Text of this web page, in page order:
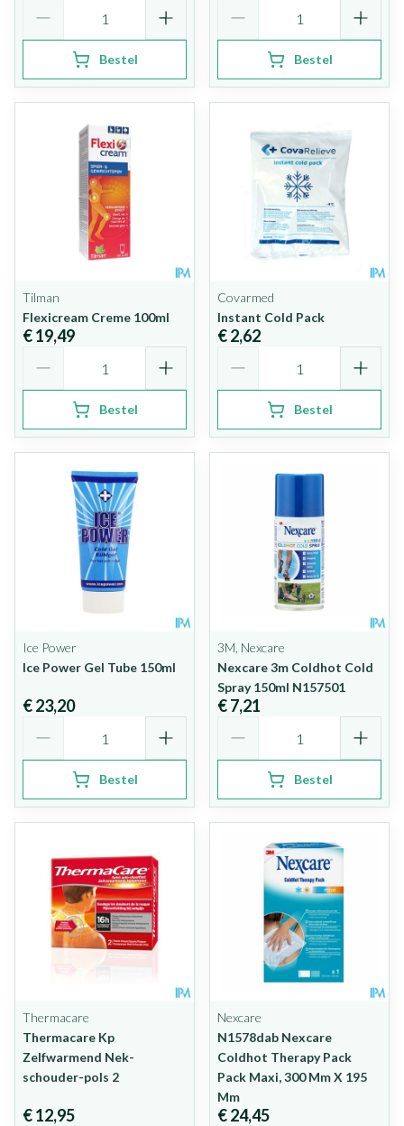
Bestel Bestel
Tilman
Flexicream Creme 100ml
€ 19,49
Bestel
Covarmed
Instant Cold Pack
€ 2,62
Bestel
Ice Power
Ice Power Gel Tube 150ml
€ 23,20
Bestel
3M, Nexcare
Nexcare 3m Coldhot Cold
Spray 150ml N157501
€ 7,21
Bestel
Thermacare
Thermacare Kp
Zelfwarmend Nek-
schouder-pols 2
€ 12,95
Nexcare
N1578dab Nexcare
Coldhot Therapy Pack
Pack Maxi, 300 Mm X 195
Mm
€ 24,45